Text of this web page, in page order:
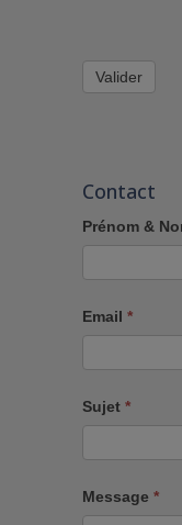
Valider
Contact
Prénom &
Email *
Sujet *
Message *